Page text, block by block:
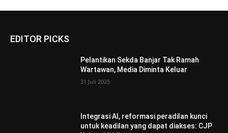
EDITOR PICKS
Pelantikan Sekda Banjar Tak Ramah
Wartawan, Media Diminta Keluar
31 Juli 2025
Integrasi AI, reformasi peradilan kunci
untuk keadilan yang dapat diakses: CJP